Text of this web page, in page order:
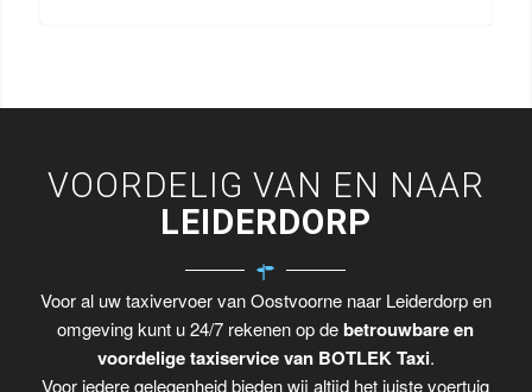
VOORDELIG VAN EN NAAR
LEIDERDORP
Voor al uw taxivervoer van Oostvoorne naar Leiderdorp en
omgeving kunt u 24/7 rekenen op debetrouwbare en
voordelige taxiservice van BOTLEK Taxi.
Voor iedere gelegenheid bieden wij altijd het juiste voertuig